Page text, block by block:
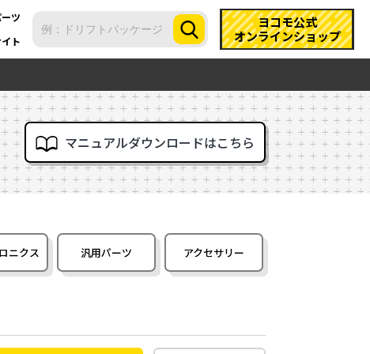
ツ
ト
ヨコモ公式
オンラインショップ
マニュアルダウンロードはこちら
ニクス 汎用パーツ アクセサリー